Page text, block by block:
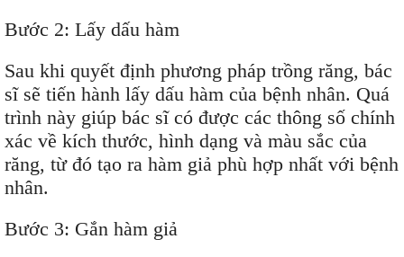
Bước 2: Lấy dấu hàm
Sau khi quyết định phương pháp trồng răng, bác
sĩ sẽ tiến hành lấy dấu hàm của bệnh nhân. Quá
trình này giúp bác sĩ có được các thông số chính
xác về kích thước, hình dạng và màu sắc của
răng, từ đó tạo ra hàm giả phù hợp nhất với bệnh
nhân.
Bước 3: Gắn hàm giả